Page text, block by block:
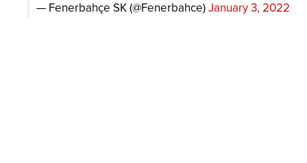
— Fenerbahçe SK (@Fenerbahce)January 3, 2022